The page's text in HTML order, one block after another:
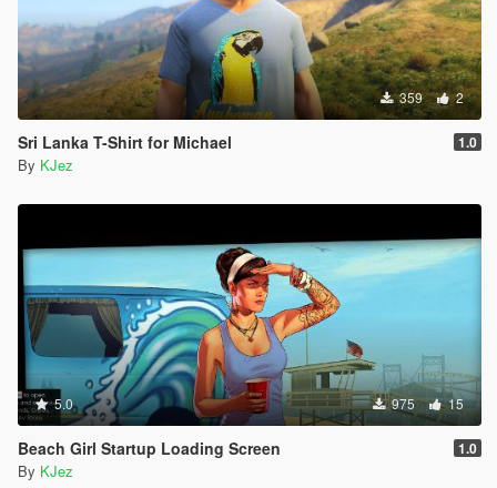
359 2
Sri Lanka T-Shirt for Michael 1.0
By KJez
5.0 975 15
Beach Girl Startup Loading Screen 1.0
By KJez